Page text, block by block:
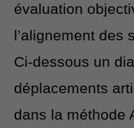
évaluation
l’alignement des
Ci-dessous un
déplacements
dans la méthode